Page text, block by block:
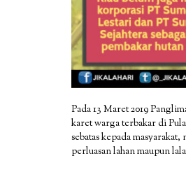
Pada 13 Maret 2019
karet warga terbakar di
sebatas kepada
perluasan lahan maupun